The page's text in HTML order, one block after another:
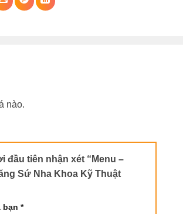
nào.
đầu tiên nhận xét “Menu –
Sứ Nha Khoa Kỹ Thuật
bạn *